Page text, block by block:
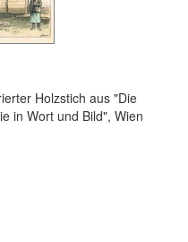
Holzstich aus "Die
in Wort und Bild", Wien